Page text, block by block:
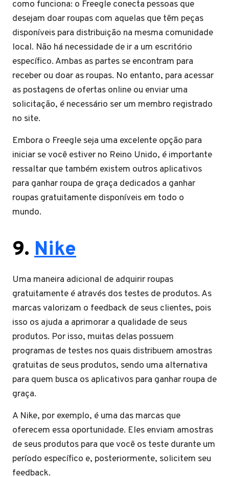
como funciona: o Freegle conecta pessoas que
desejam doar roupas com aquelas que têm peças
disponíveis para distribuição na mesma comunidade
local. Não há necessidade de ir a um escritório
específico. Ambas as partes se encontram para
receber ou doar as roupas. No entanto, para acessar
as postagens de ofertas online ou enviar uma
solicitação, é necessário ser um membro registrado
no site.
Embora o Freegle seja uma excelente opção para
iniciar se você estiver no Reino Unido, é importante
ressaltar que também existem outros aplicativos
para ganhar roupa de graça dedicados a ganhar
roupas gratuitamente disponíveis em todo o
mundo.
9. Nike
Uma maneira adicional de adquirir roupas
gratuitamente é através dos testes de produtos. As
marcas valorizam o feedback de seus clientes, pois
isso os ajuda a aprimorar a qualidade de seus
produtos. Por isso, muitas delas possuem
programas de testes nos quais distribuem amostras
gratuitas de seus produtos, sendo uma alternativa
para quem busca os aplicativos para ganhar roupa de
graça.
A Nike, por exemplo, é uma das marcas que
oferecem essa oportunidade. Eles enviam amostras
de seus produtos para que você os teste durante um
período específico e, posteriormente, solicitem seu
feedback.